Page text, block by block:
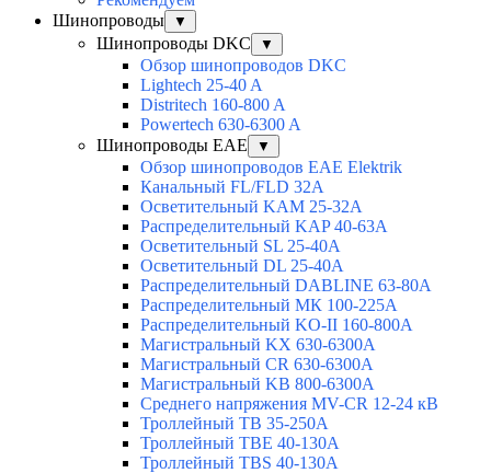
Шинопроводы
▼
Шинопроводы DKC ▼
Обзор шинопроводов DKC
Lightech 25-40 A
Distritech 160-800 A
Powertech 630-6300 A
Шинопроводы EAE
▼
Обзор шинопроводов EAE Elektrik
Канальный FL/FLD 32A
Осветительный KAM 25-32А
Распределительный KAP 40-63A
Осветительный SL 25-40А
Осветительный DL 25-40А
Распределительный DABLINE 63-80A
Распределительный МК 100-225А
Распределительный KO-II 160-800А
Магистральный KX 630-6300А
Магистральный CR 630-6300А
Магистральный KB 800-6300А
Среднего напряжения MV-CR 12-24 кВ
Троллейный TB 35-250A
Троллейный TBE 40-130A
Троллейный TBS 40-130A